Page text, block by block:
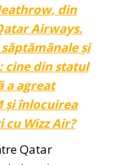
din
Airways.
și
cine din statul
a agreat
și înlocuirea
Wizz Air?
Qatar